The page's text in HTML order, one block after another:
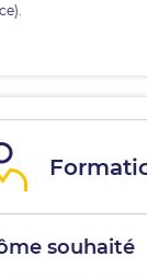
souhaité